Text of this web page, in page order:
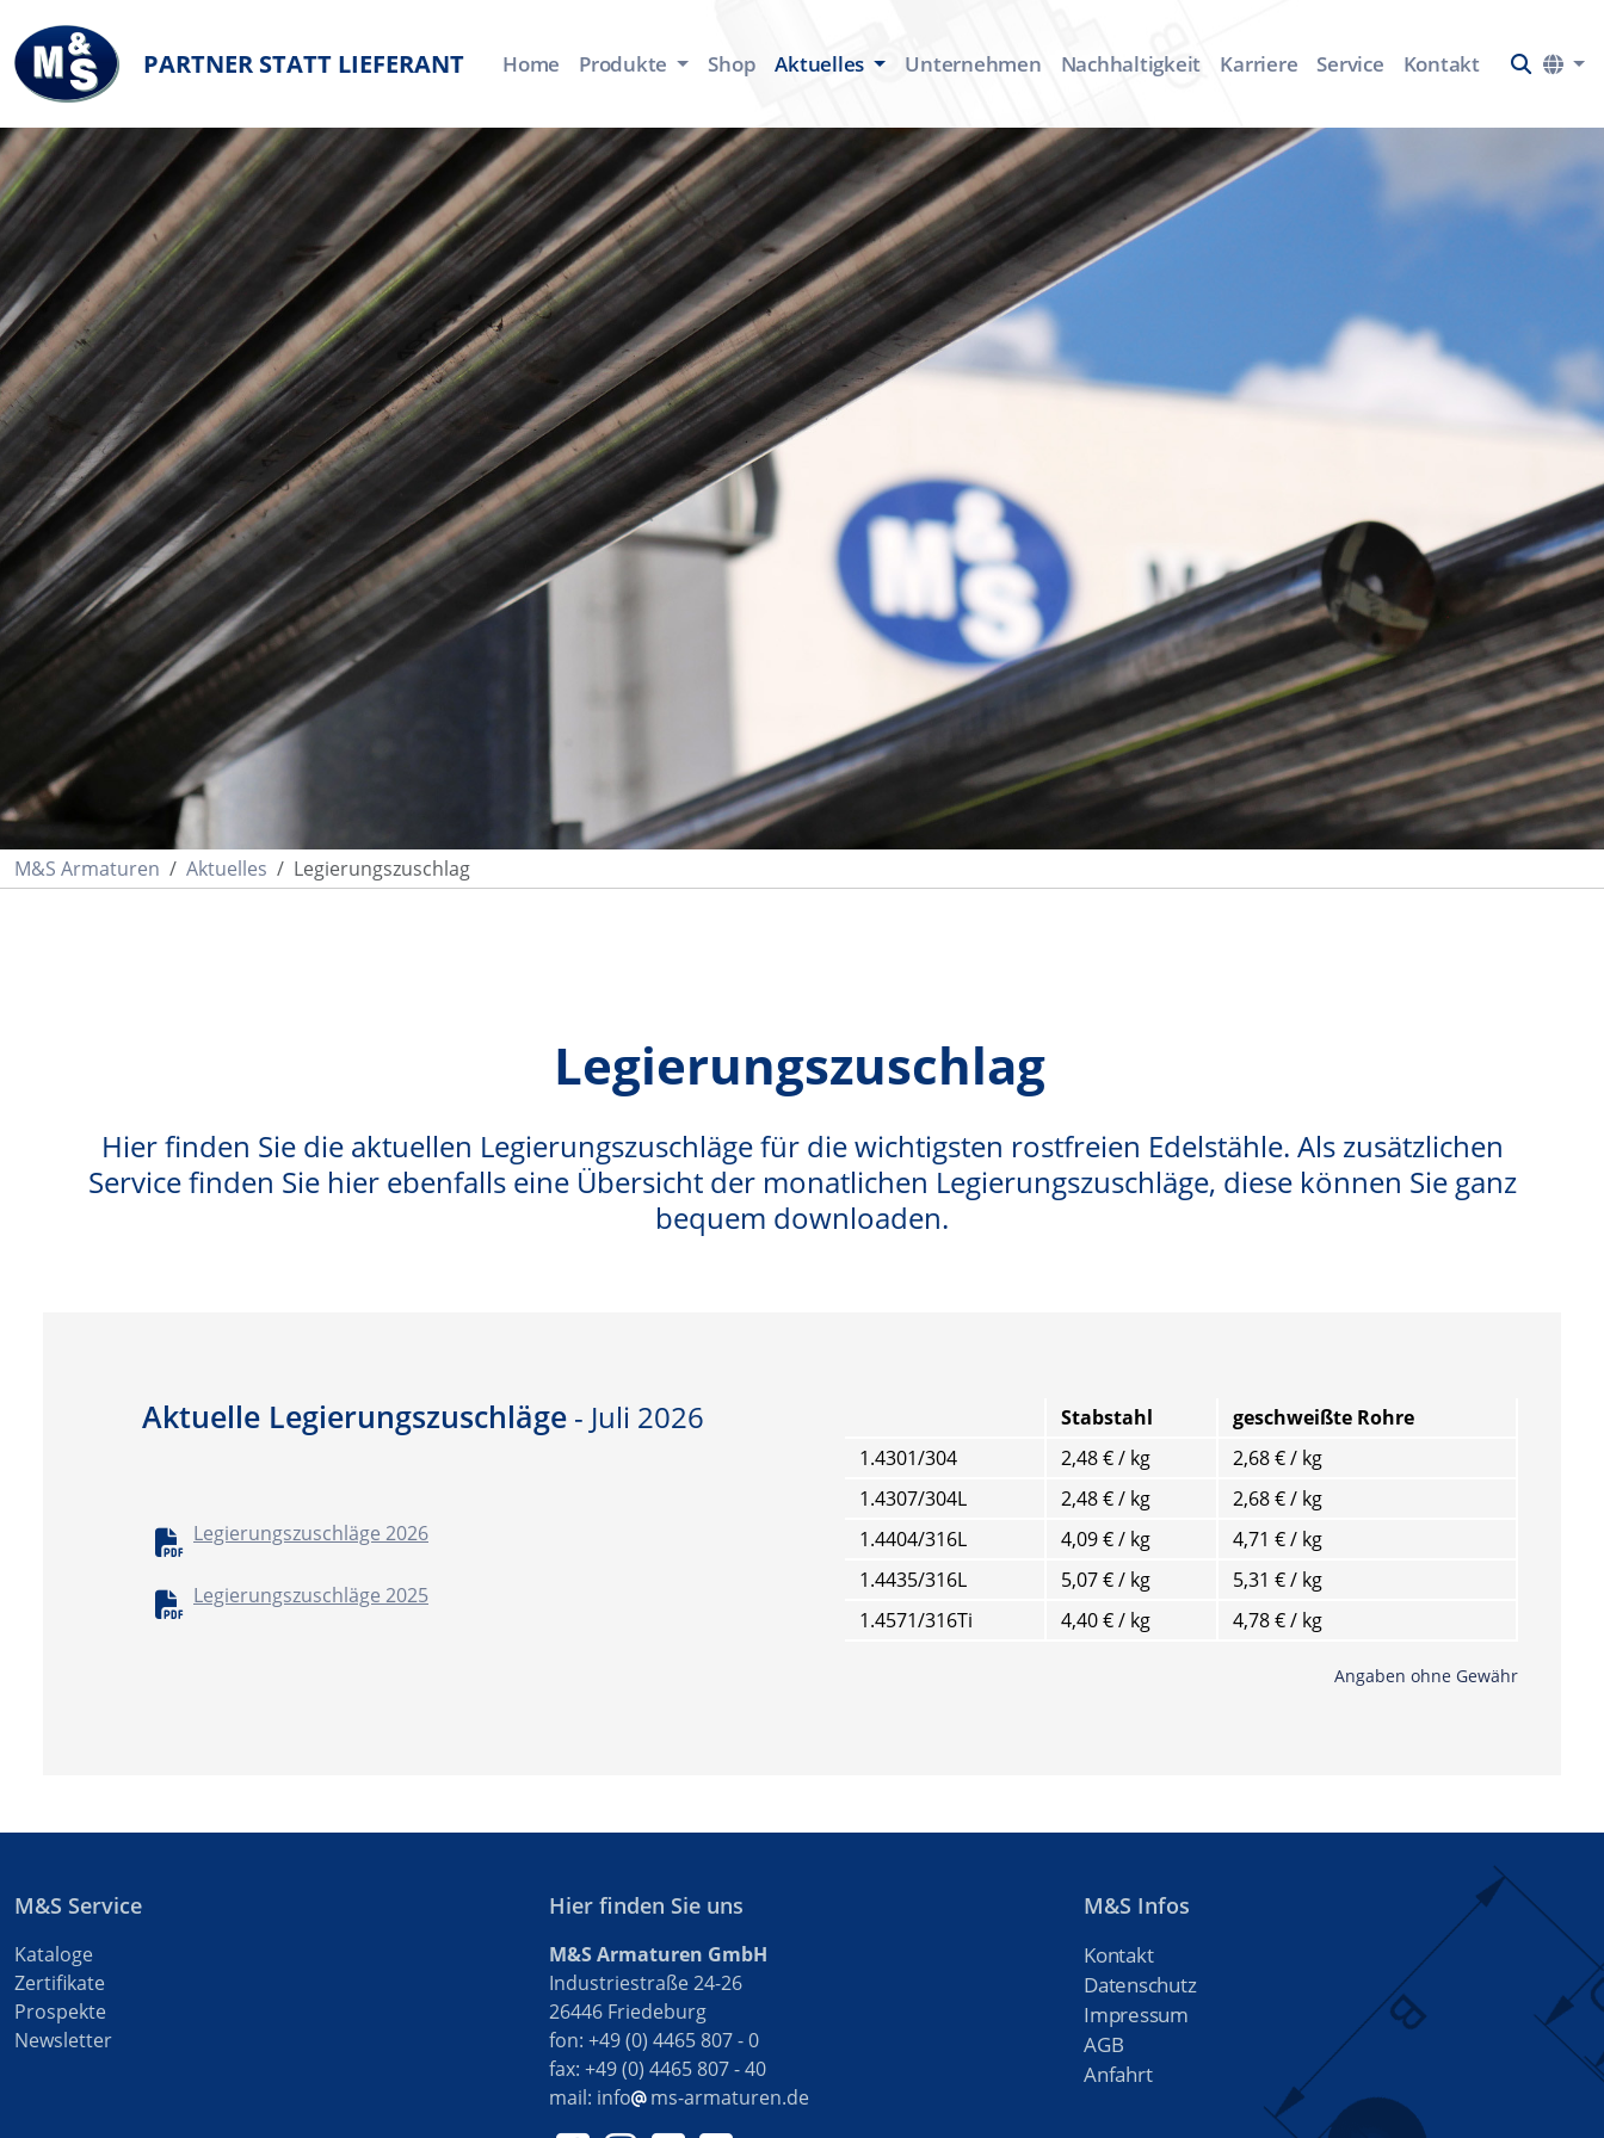
PARTNER STATT LIEFERANT Home Produkte Shop Aktuelles Unternehmen Nachhaltigkeit Karriere Service Kontakt
M&S Armaturen Aktuelles Legierungszuschlag
Legierungszuschlag
Hier finden Sie die aktuellen Legierungszuschläge für die wichtigsten rostfreien Edelstähle. Als zusätzlichen
Service finden Sie hier ebenfalls eine Übersicht der monatlichen Legierungszuschläge, diese können Sie ganz
bequem downloaden.
Aktuelle Legierungszuschläge- Juli 2026
Legierungszuschläge 2026
Legierungszuschläge 2025
Stabstahl
geschweißte Rohre
1.4301/304
2,48 € / kg
2,68 € / kg
1.4307/304L
2,48 € / kg
2,68 € / kg
1.4404/316L
4,09 € / kg
4,71 € / kg
1.4435/316L
5,07 € / kg
5,31 € / kg
1.4571/316Ti
4,40 € / kg 4,78 € / kg
Angaben ohne Gewähr
M&S Service
Kataloge
Zertifikate
Prospekte
Newsletter
Hier finden Sie uns
M&S Armaturen GmbH
Industriestraße 24-26
26446 Friedeburg
fon: +49 (0) 4465 807 - 0
fax: +49 (0) 4465 807 - 40
mail: info ms-armaturen.de
M&S Infos
Kontakt
Datenschutz
Impressum
AGB
Anfahrt